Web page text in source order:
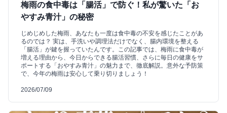
梅雨の食中毒は「腸活」で防ぐ！私が驚いた「お
やすみ青汁」の秘密
じめじめした梅雨、あなたも一度は食中毒の不安を感じたことがあ
るのでは？ 実は、手洗いや調理法だけでなく、腸内環境を整える
「腸活」が鍵を握っていたんです。この記事では、梅雨に食中毒が
増える理由から、今日からできる腸活習慣、さらに毎日の健康をサ
ポートする「おやすみ青汁」の魅力まで、徹底解説。意外な予防策
で、今年の梅雨は安心して乗り切りましょう！
2026/07/09